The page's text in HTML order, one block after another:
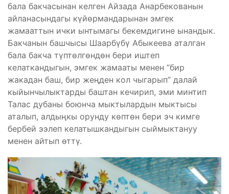
бала бакчасынан келген Айзада Анарбекованын
айланасындагы күйөрмандарынан эмгек
жамааттын ички ынтымагы бекемдигине ынандык.
Бакчанын башчысы Шаарбүбү Абыкеева аталган
бала бакча түптөлгөндөн бери иштеп
келаткандыгын, эмгек жамааты менен “бир
жакадан баш, бир жеңден кол чыгарып” далай
кыйынчылыктарды баштан кечирип, эми минтип
Талас дубаны боюнча мыктылардын мыктысы
аталып, алдыңкы орунду көптөн бери эч кимге
бербей ээлеп келатышкандыгын сыймыктануу
менен айтып өттү.